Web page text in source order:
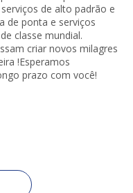
de alto padrão e
de ponta e serviços
classe mundial.
criar novos milagres
!Esperamos
prazo com você!